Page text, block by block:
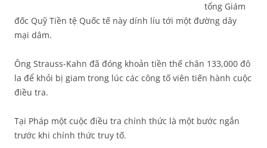
tổng Giám
đốc Quỹ Tiền tệ Quốc tế này dính líu tới một đường dây
mại dâm.
Ông Strauss-Kahn đã đóng khoản tiền thế chân 133,000 đô
la để khỏi bị giam trong lúc các công tố viên tiến hành cuộc
điều tra.
Tại Pháp một cuộc điều tra chính thức là một bước ngắn
trước khi chính thức truy tố.